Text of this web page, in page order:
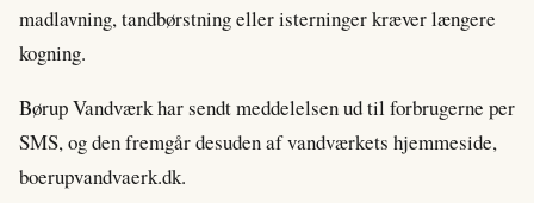
madlavning, tandbørstning eller isterninger kræver længere
kogning.
Børup Vandværk har sendt meddelelsen ud til forbrugerne per
SMS, og den fremgår desuden af vandværkets hjemmeside,
boerupvandvaerk.dk.